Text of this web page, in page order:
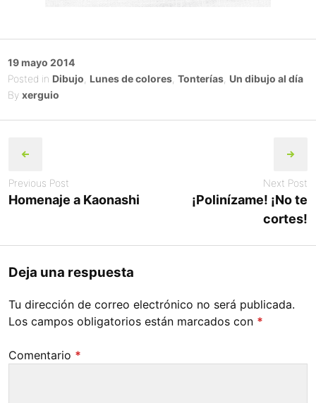
Posted
on
19 mayo 2014
Posted in Dibujo Lunes de colores, Tonterías, Un dibujo al día
By xerguio
navigation
Previous Post
Homenaje a Kaonashi
Next Post
¡Polinízame! ¡No te
cortes!
Deja una respuesta
Tu dirección de correo electrónico no será publicada.
Los campos obligatorios están marcados con *
Comentario *